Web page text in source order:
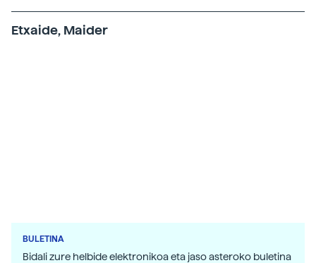
Etxaide, Maider
BULETINA
Bidali zure helbide elektronikoa eta jaso asteroko buletina